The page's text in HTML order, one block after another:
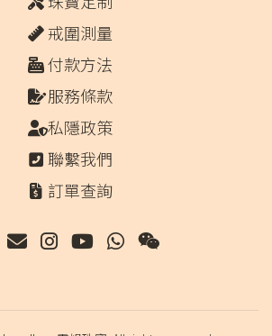
戒圍測量
付款方法
服務條款
私隱政策
聯繫我們
訂單查詢